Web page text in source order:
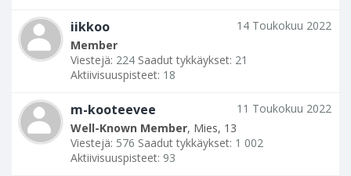
14 Toukokuu 2022
iikkoo
Member
Viestejä: 224 Saadut tykkäykset: 21
Aktiivisuuspisteet: 18
11 Toukokuu 2022
m-kooteevee
Well-Known Member, Mies, 13
Viestejä: 576 Saadut tykkäykset: 1 002
Aktiivisuuspisteet: 93